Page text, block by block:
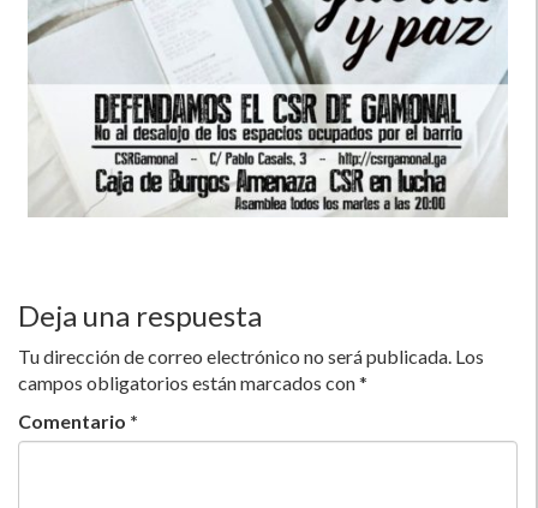
Deja una respuesta
Tu dirección de correo electrónico no será publicada. Los
campos obligatorios están marcados con*
Comentario *